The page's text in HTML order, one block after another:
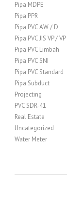
Pipa MDPE
Pipa PPR
Pipa PVC AW / D
Pipa PVC JIS VP / VP
Pipa PVC Limbah
Pipa PVC SNI
Pipa PVC Standard
Pipa Subduct
Projecting
PVC SDR-41
Real Estate
Uncategorized
Water Meter